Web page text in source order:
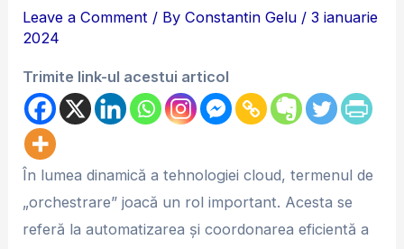
Leave a Comment / ByConstantin Gelu /3 ianuarie
2024
Trimite link-ul acestui articol
În lumea dinamică a tehnologiei cloud, termenul de
„orchestrare” joacă un rol important. Acesta se
referă la automatizarea și coordonarea eficientă a